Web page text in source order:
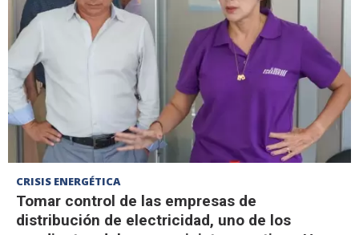
CRISIS ENERGÉTICA
Tomar control de las empresas de
distribución de electricidad, uno de los